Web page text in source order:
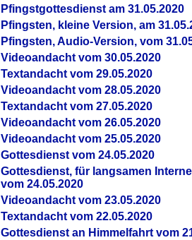
Pfingstgottesdienst am 31.05.2020
Pfingsten, kleine Version, am
Pfingsten, Audio-Version, vom
Videoandacht vom 30.05.2020
Textandacht vom 29.05.2020
Videoandacht vom 28.05.2020
Textandacht vom 27.05.2020
Videoandacht vom 26.05.2020
Videoandacht vom 25.05.2020
Gottesdienst vom 24.05.2020
Gottesdienst, für langsamen
vom 24.05.2020
Videoandacht vom 23.05.2020
Textandacht vom 22.05.2020
Gottesdienst an Himmelfahrt vom